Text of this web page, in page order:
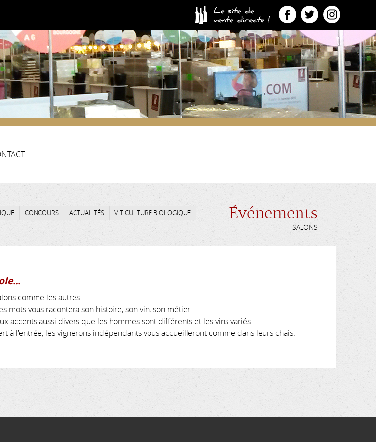
CONCOURS ACTUALITÉS VITICULTURE BIOLOGIQUE Événements
SALONS
comme les autres.
mots vous racontera son histoire, son vin, son métier.
accents aussi divers que les hommes sont différents et les vins variés.
à l'entrée, les vignerons indépendants vous accueilleront comme dans leurs chais.